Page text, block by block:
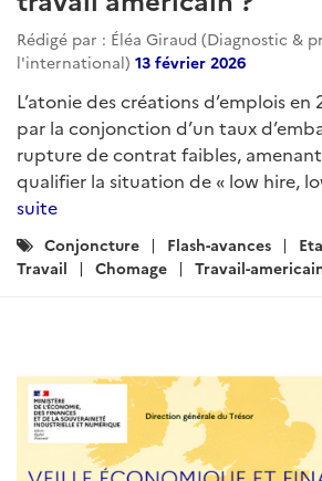
Rédigé par : Éléa Giraud (Diagnostic &
l'international) 13 février 2026
L’atonie des créations d’emplois en
par la conjonction d’un taux
rupture de contrat faibles, amenant
qualifier la situation de « low hire,
suite
Catégories
:
Conjoncture Flash-avances
Travail
Chomage Travail-